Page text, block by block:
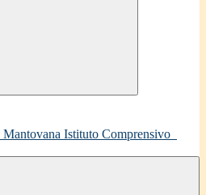
Istituto Comprensivo